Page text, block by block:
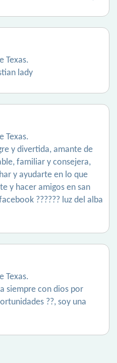
Texas.
lady
Texas.
y divertida, amante de
familiar y consejera,
y ayudarte en lo que
y hacer amigos en san
?????? luz del alba
Texas.
siempre con dios por
??, soy una